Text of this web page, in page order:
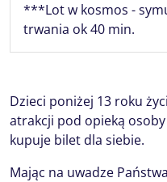
MENU ROZWIJANE
***Lot w kosmos -
trwania ok 40 min.
Dzieci poniżej 13 roku
atrakcji pod opieką
kupuje bilet dla siebie.
Mając na uwadze